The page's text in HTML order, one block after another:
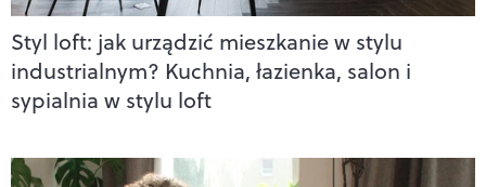
Styl loft: jak urządzić mieszkanie w stylu
industrialnym? Kuchnia, łazienka, salon i
sypialnia w stylu loft